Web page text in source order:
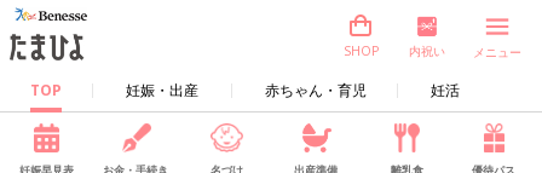
TOP 妊娠・出産 赤ちゃん・育児 妊活
SHOP 内祝い メニュー
妊娠早見表 お金・手続き 名づけ 出産準備 離乳食 優待パス